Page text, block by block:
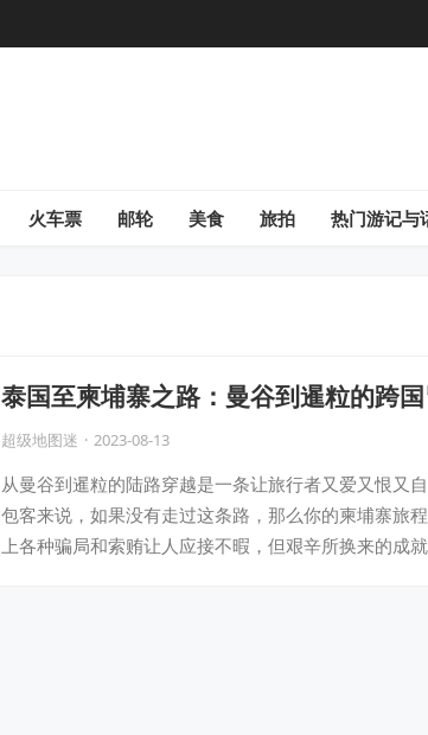
火车票 邮轮 美食 旅拍 热门游记与
泰国至柬埔寨之路：曼谷到暹粒的跨
超级地图迷 · 2023-08-13
从曼谷到暹粒的陆路穿越是一条让旅行者又爱又恨又
包客来说，如果没有走过这条路，那么你的柬埔寨旅
上各种骗局和索贿让人应接不暇，但艰辛所换来的成